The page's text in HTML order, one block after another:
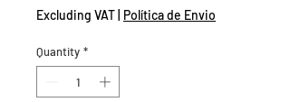
Excluding VAT Política de Envio
Quantity *